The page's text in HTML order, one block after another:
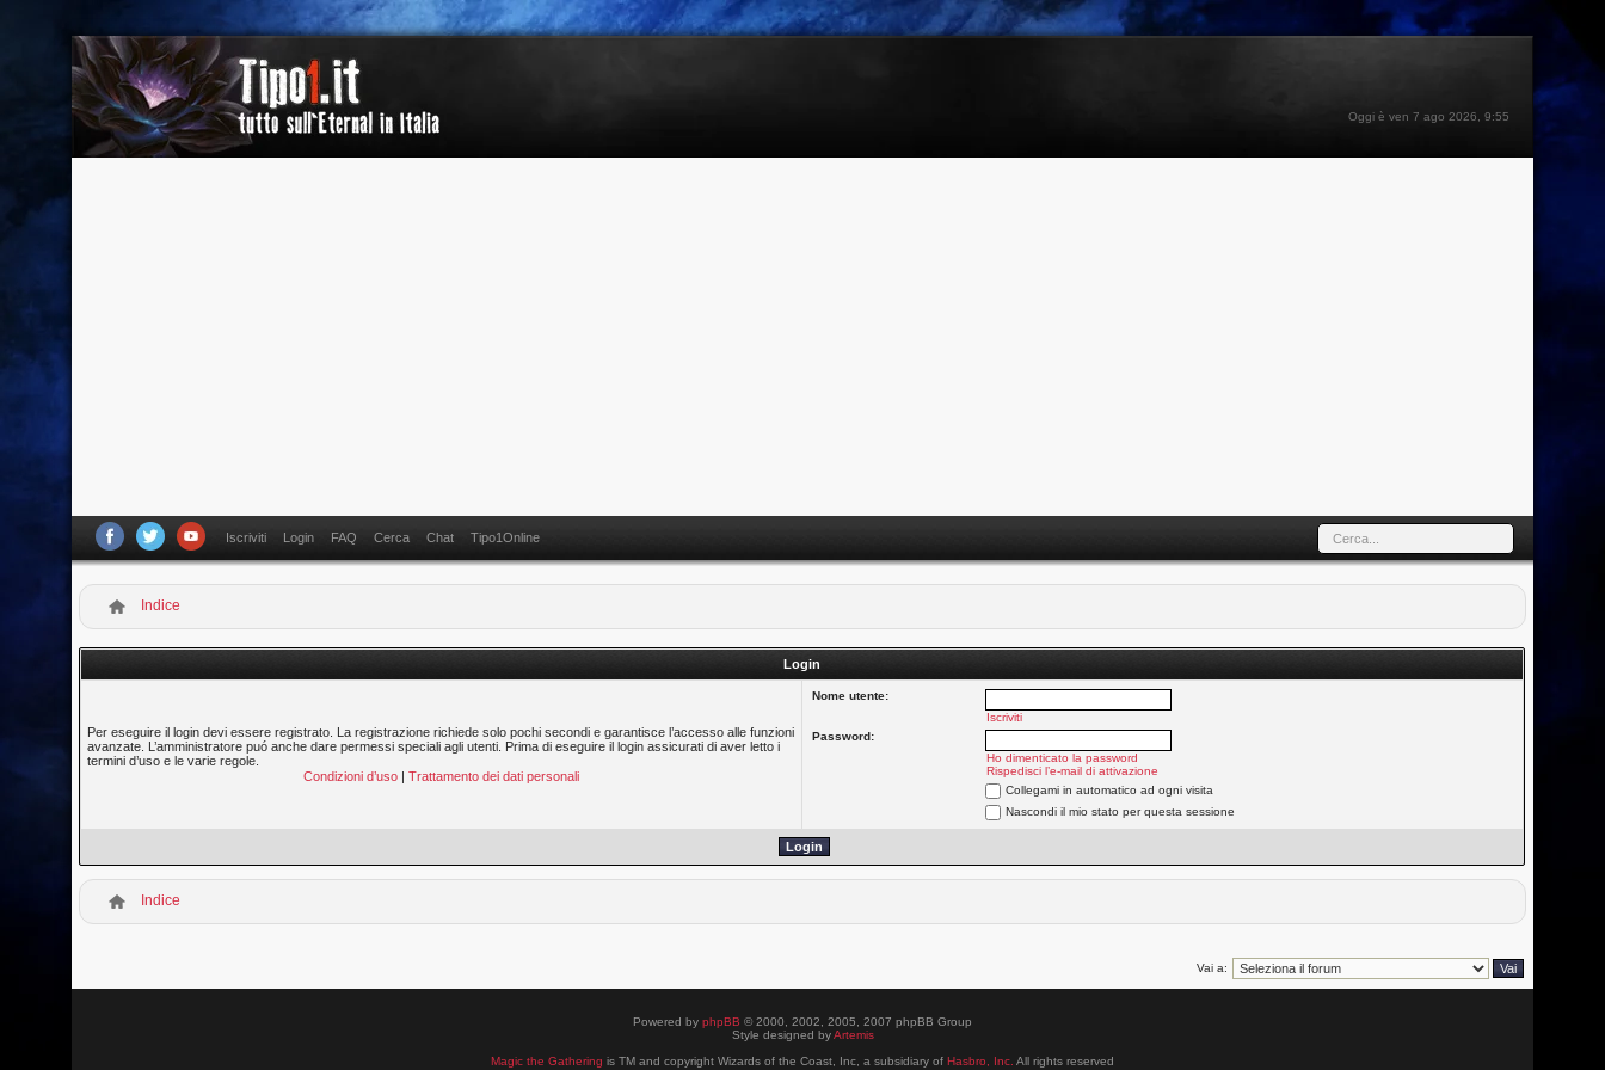
Oggi è ven 7 ago 2026, 9:55
Iscriviti Login FAQ Cerca Chat Tipo1Online
Indice
Login
Per eseguire il login devi essere registrato. La registrazione richiede solo pochi secondi e garantisce l’accesso alle funzioni
avanzate. L’amministratore puó anche dare permessi speciali agli utenti. Prima di eseguire il login assicurati di aver letto i
termini d’uso e le varie regole.
Condizioni d’uso |Trattamento dei dati personali
Nome utente:
Iscriviti
Password:
Ho dimenticato la password
Rispedisci l’e-mail di attivazione
Collegami in automatico ad ogni visita
Nascondi il mio stato per questa sessione
Indice
Vai a:
Powered by phpBB © 2000, 2002, 2005, 2007 phpBB Group
Style designed byArtemis
Magic the Gathering is TM and copyright Wizards of the Coast, Inc, a subsidiary of Hasbro, Inc. All rights reserved